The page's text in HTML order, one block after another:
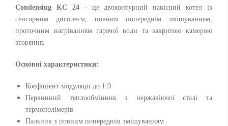
Condensing KC 24- це двоконтурний навісний котел із
сенсорним дисплеєм, повним попереднім змішуванням,
проточним нагріванням гарячої води та закритою камерою
згоряння.
Основні характеристики:
Коефіцієнт модуляції до 1:9
Первинний теплообмінник з нержавіючої сталі та
термополімерів
Пальник з повним попереднім змішуванням